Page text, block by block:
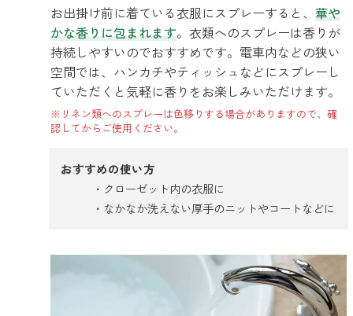
お出掛け前に着ている衣服にスプレーすると、 華や
かな香りに包まれます。衣類へのスプレーは香りが
持続しやすいのでおすすめです。電車内などの狭い
空間では、ハンカチやティッシュなどにスプレーし
ていただくと気軽に香りをお楽しみいただけます。
※リネン類へのスプレーは色移りする場合がありますので、確
認してからご使用ください。
おすすめの使い方
クローゼット内の衣服に
なかなか洗えない厚手のニットやコートなどに